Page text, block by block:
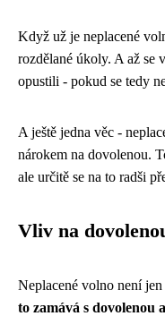
Když už je neplacené
rozdělané úkoly. A až se
opustili - pokud se tedy
A ještě jedna věc -
nárokem na dovolenou.
ale určitě se na to radši
Vliv na
Neplacené volno není
to zamává s dovolenou